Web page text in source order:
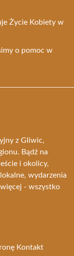
Życie Kobiety w
o pomoc w
z Gliwic,
Bądź na
i okolicy,
wydarzenia
- wszystko
Kontakt